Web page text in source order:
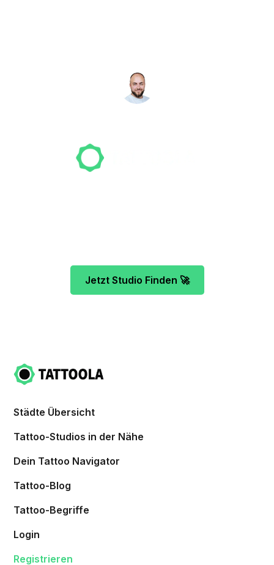
Jetzt Studio Finden 🚀
Städte Übersicht
Tattoo-Studios in der Nähe
Dein Tattoo Navigator
Tattoo-Blog
Tattoo-Begriffe
Login
Registrieren